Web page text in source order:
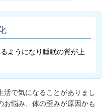
ようになり睡眠の質が上
活で気になることがありまし
お悩み、体の歪みが原因かも